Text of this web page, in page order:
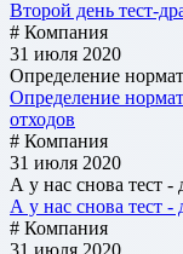
Второй день тест-
# Компания
31 июля 2020
Определение
Определение
отходов
# Компания
31 июля 2020
А у нас снова тест -
А у нас снова тест -
# Компания
31 июля 2020